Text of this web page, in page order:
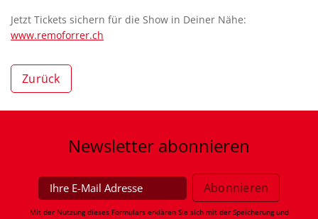
Jetzt Tickets sichern für die Show in Deiner Nähe:
www.remoforrer.ch
Zurück
Newsletter abonnieren
Mit der Nutzung dieses Formulars erklären Sie sich mit der Speicherung und